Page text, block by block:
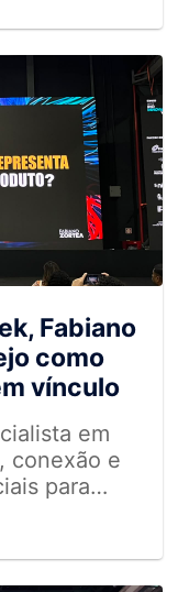
Fabiano
como
vínculo
em
conexão e
para